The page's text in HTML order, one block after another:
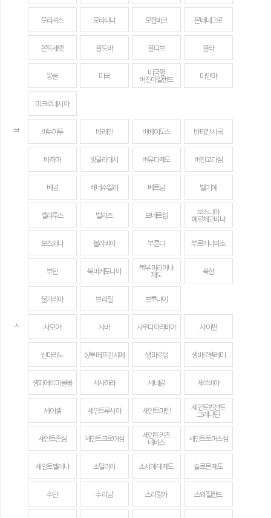
모리셔스 모리타니 모잠비크 몬테네그로
몬트세랫 몰도바 몰디브 몰타
몽골 미국
미국령
버진아일랜드
미얀마
미크로네시아
ㅂ 바누아투 바레인 바베이도스 바티칸 시국
바하마 방글라데시 버뮤다제도 버진고다섬
베냉 베네수엘라 베트남 벨기에
벨라루스 벨리즈 보네르섬
보스니아
헤르체고비나
보츠와나 볼리비아 부룬디 부르키나파소
부탄 북마케도니아
북부 마리아나
제도
북한
불가리아 브라질 브루나이
ㅅ 사모아 사바 사우디아라비아 사이판
산마리노 상투메 프린시페 생 마르탱 생바르텔레미
생피에르 미클롱 서사하라 세네갈 세르비아
세이셸 세인트루시아 세인트마틴
세인트빈센트
그레나딘
세인트존섬 세인트크로이섬
세인트키츠
네비스
세인트토머스섬
세인트헬레나 소말리아 소시에테 제도 솔로몬 제도
수단 수리남 스리랑카 스와질란드